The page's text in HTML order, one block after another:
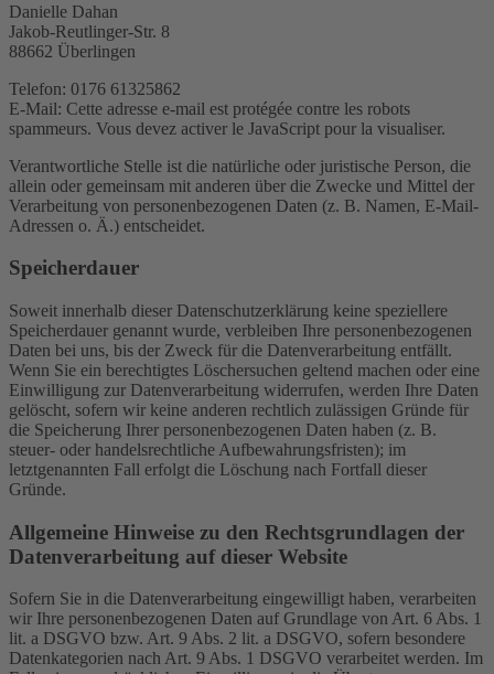
Danielle Dahan
Jakob-Reutlinger-Str. 8
88662 Überlingen
Telefon: 0176 61325862
E-Mail: Cette adresse e-mail est protégée contre les robots
spammeurs. Vous devez activer le JavaScript pour la visualiser.
Verantwortliche Stelle ist die natürliche oder juristische Person, die
allein oder gemeinsam mit anderen über die Zwecke und Mittel der
Verarbeitung von personenbezogenen Daten (z. B. Namen, E-Mail-
Adressen o. Ä.) entscheidet.
Speicherdauer
Soweit innerhalb dieser Datenschutzerklärung keine speziellere
Speicherdauer genannt wurde, verbleiben Ihre personenbezogenen
Daten bei uns, bis der Zweck für die Datenverarbeitung entfällt.
Wenn Sie ein berechtigtes Löschersuchen geltend machen oder eine
Einwilligung zur Datenverarbeitung widerrufen, werden Ihre Daten
gelöscht, sofern wir keine anderen rechtlich zulässigen Gründe für
die Speicherung Ihrer personenbezogenen Daten haben (z. B.
steuer- oder handelsrechtliche Aufbewahrungsfristen); im
letztgenannten Fall erfolgt die Löschung nach Fortfall dieser
Gründe.
Allgemeine Hinweise zu den Rechtsgrundlagen der
Datenverarbeitung auf dieser Website
Sofern Sie in die Datenverarbeitung eingewilligt haben, verarbeiten
wir Ihre personenbezogenen Daten auf Grundlage von Art. 6 Abs. 1
lit. a DSGVO bzw. Art. 9 Abs. 2 lit. a DSGVO, sofern besondere
Datenkategorien nach Art. 9 Abs. 1 DSGVO verarbeitet werden. Im